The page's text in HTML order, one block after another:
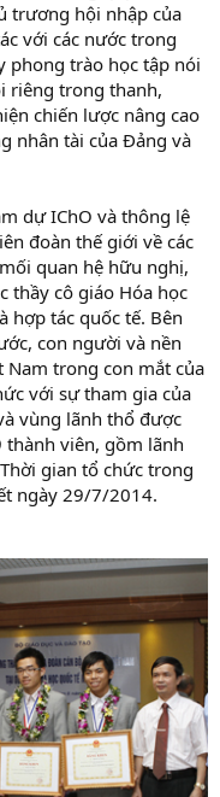
trương hội nhập của
với các nước trong
phong trào học tập nói
riêng trong thanh,
chiến lược nâng cao
nhân tài của Đảng và
dự IChO và thông lệ
đoàn thế giới về các
quan hệ hữu nghị,
thầy cô giáo Hóa học
hợp tác quốc tế. Bên
con người và nền
Nam trong con mắt của
với sự tham gia của
vùng lãnh thổ được
viên, gồm lãnh
gian tổ chức trong
ngày 29/7/2014.